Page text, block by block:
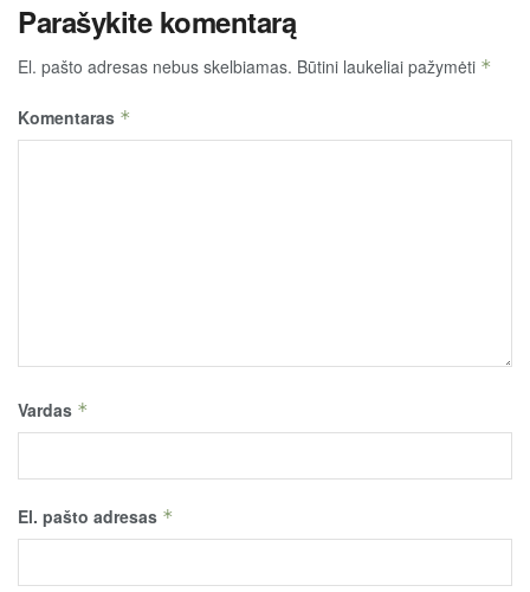
Parašykite komentarą
El. pašto adresas nebus skelbiamas. Būtini laukeliai pažymėti *
Komentaras *
Vardas *
El. pašto adresas *